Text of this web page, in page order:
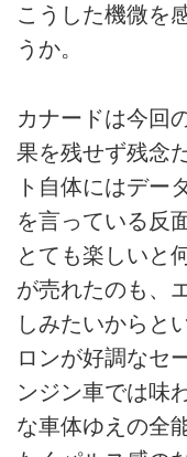
こうした機微を
うか。
カナードは今回
果を残せず残念
ト自体にはデー
を言っている反
とても楽しいと
が売れたのも、
しみたいからと
ロンが好調なセ
ンジン車では味
な車体ゆえの全